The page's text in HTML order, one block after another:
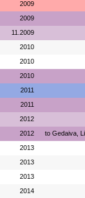
2009
2009
11.2009
2010
2010
2010
2011
2011
2012
2012 to Gedaiva,
2013
2013
2013
2014